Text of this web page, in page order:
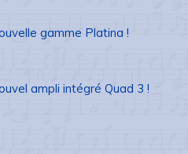
gamme Platina !
ampli intégré Quad 3 !